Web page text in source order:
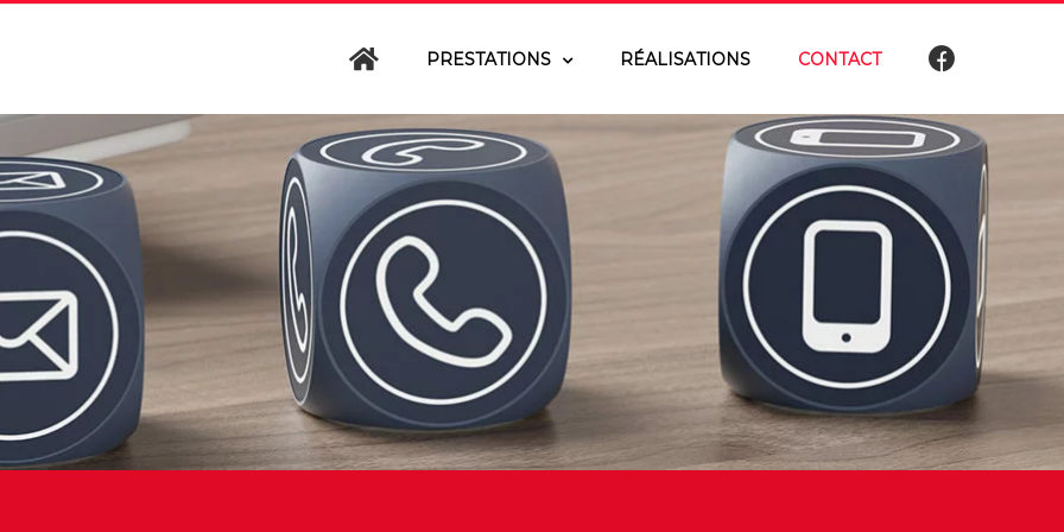
PRESTATIONS RÉALISATIONS CONTACT